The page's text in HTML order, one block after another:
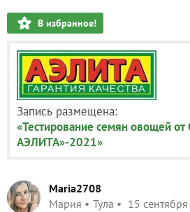
В избранное!
Запись размещена:
«Тестирование семян овощей
АЭЛИТА»-2021»
Maria2708
Мария
Тула 15